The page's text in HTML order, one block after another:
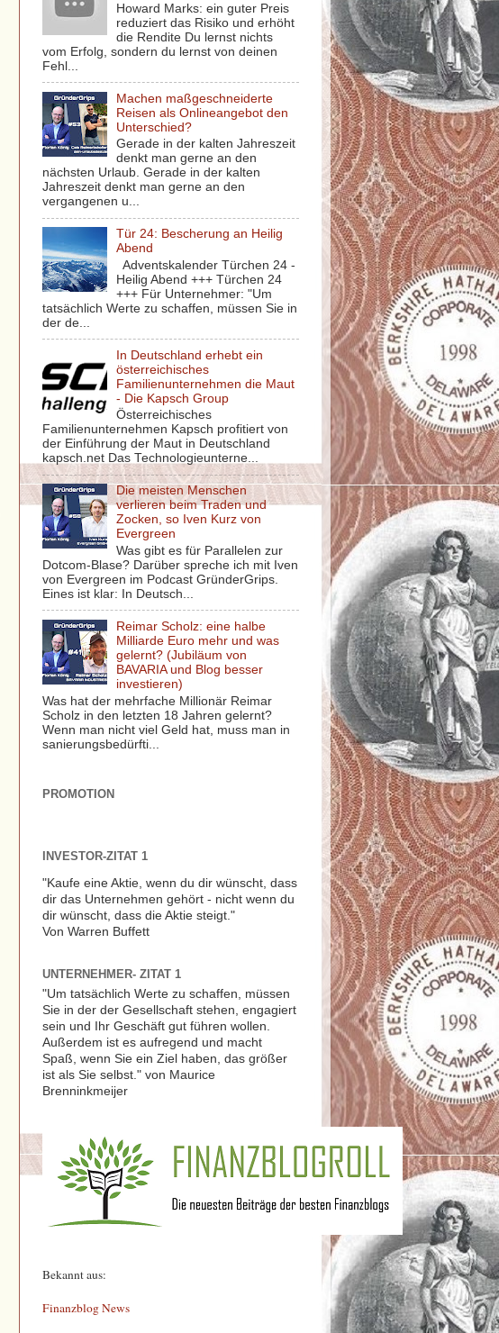
Howard Marks: ein guter Preis
reduziert das Risiko und erhöht
die Rendite Du lernst nichts
vom Erfolg, sondern du lernst von deinen
Fehl...
Machen maßgeschneiderte
Reisen als Onlineangebot den
Unterschied?
Gerade in der kalten Jahreszeit
denkt man gerne an den
nächsten Urlaub. Gerade in der kalten
Jahreszeit denkt man gerne an den
vergangenen u...
Tür 24: Bescherung an Heilig
Abend
Adventskalender Türchen 24 -
Heilig Abend +++ Türchen 24
+++ Für Unternehmer: "Um
tatsächlich Werte zu schaffen, müssen Sie in
der de...
In Deutschland erhebt ein
österreichisches
Familienunternehmen die Maut
- Die Kapsch Group
Österreichisches
Familienunternehmen Kapsch profitiert von
der Einführung der Maut in Deutschland
kapsch.net Das Technologieunterne...
Die meisten Menschen
verlieren beim Traden und
Zocken, so Iven Kurz von
Evergreen
Was gibt es für Parallelen zur
Dotcom-Blase? Darüber spreche ich mit Iven
von Evergreen im Podcast GründerGrips.
Eines ist klar: In Deutsch...
Reimar Scholz: eine halbe
Milliarde Euro mehr und was
gelernt? (Jubiläum von
BAVARIA und Blog besser
investieren)
Was hat der mehrfache Millionär Reimar
Scholz in den letzten 18 Jahren gelernt?
Wenn man nicht viel Geld hat, muss man in
sanierungsbedürfti...
PROMOTION
INVESTOR-ZITAT 1
"Kaufe eine Aktie, wenn du dir wünscht, dass
dir das Unternehmen gehört - nicht wenn du
dir wünscht, dass die Aktie steigt."
Von Warren Buffett
UNTERNEHMER- ZITAT 1
"Um tatsächlich Werte zu schaffen, müssen
Sie in der der Gesellschaft stehen, engagiert
sein und Ihr Geschäft gut führen wollen.
Außerdem ist es aufregend und macht
Spaß, wenn Sie ein Ziel haben, das größer
ist als Sie selbst." von Maurice
Brenninkmeijer
Bekannt aus:
Finanzblog News